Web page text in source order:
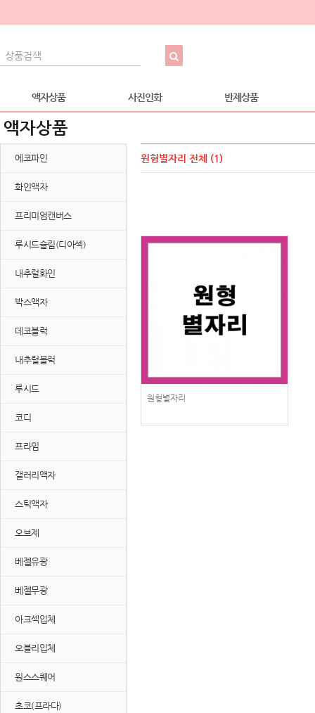
액자상품 사진인화 반제상품
액자상품
에코파인
화인액자
프리미엄캔버스
루시드슬림(디아섹)
내추럴화인
박스액자
데코블럭
내추럴블럭
루시드
코디
프라임
갤러리액자
스틱액자
오브제
베젤유광
베젤무광
아크섹입체
오블리입체
원스스퀘어
초코(프라다)
원형별자리 전체 (1)
원형별자리